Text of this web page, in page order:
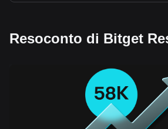
Resoconto di Bitget